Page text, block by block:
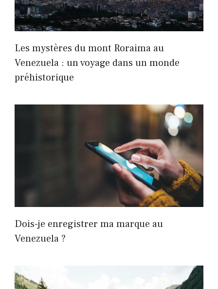
Les mystères du mont Roraima au
Venezuela : un voyage dans un monde
préhistorique
Dois-je enregistrer ma marque au
Venezuela ?